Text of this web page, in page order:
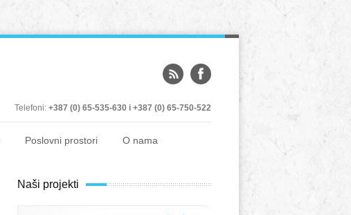
Telefoni: +387 (0) 65-535-630 i +387 (0) 65-750-522
Poslovni prostori O nama
Naši projekti